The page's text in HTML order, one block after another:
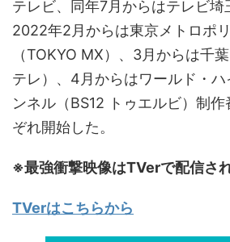
テレビ、同年7月からはテレビ埼
2022年2月からは東京メトロポ
（TOKYO MX）、3月からは千
テレ）、4月からはワールド・ハ
ンネル（BS12 トゥエルビ）制
ぞれ開始した。
※最強衝撃映像はTVerで配信され
TVerはこちらから